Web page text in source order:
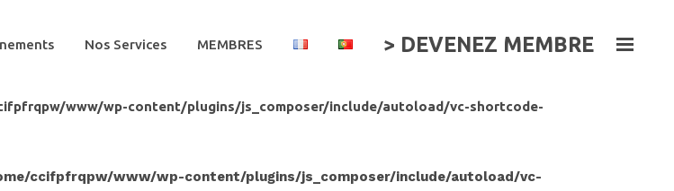
> DEVENEZ MEMBRE
Nos Services MEMBRES
www/wp-content/plugins/js_composer/include/autoload/vc-shortcode-
ccifpfrqpw/www/wp-content/plugins/js_composer/include/autoload/vc-